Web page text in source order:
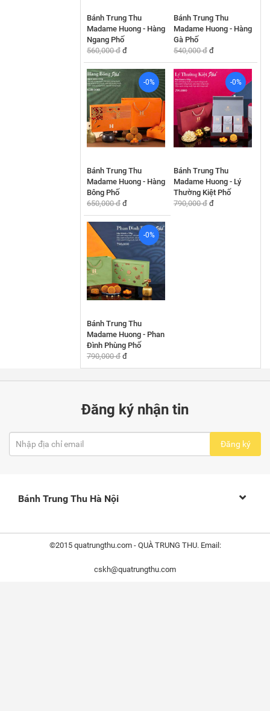
Bánh Trung Thu
Madame Huong - Hàng
Ngang Phố
560,000 đ đ
Bánh Trung Thu
Madame Huong - Hàng
Gà Phố
540,000 đ đ
-0%
Bánh Trung Thu
Madame Huong - Hàng
Bông Phố
650,000 đ đ
-0%
Bánh Trung Thu
Madame Huong - Lý
Thường Kiệt Phố
790,000 đ đ
-0%
Bánh Trung Thu
Madame Huong - Phan
Đình Phùng Phố
790,000 đ đ
Đăng ký nhận tin
Đăng ký
Bánh Trung Thu Hà Nội
©2015 quatrungthu.com - QUÀ TRUNG THU. Email:
cskh@quatrungthu.com